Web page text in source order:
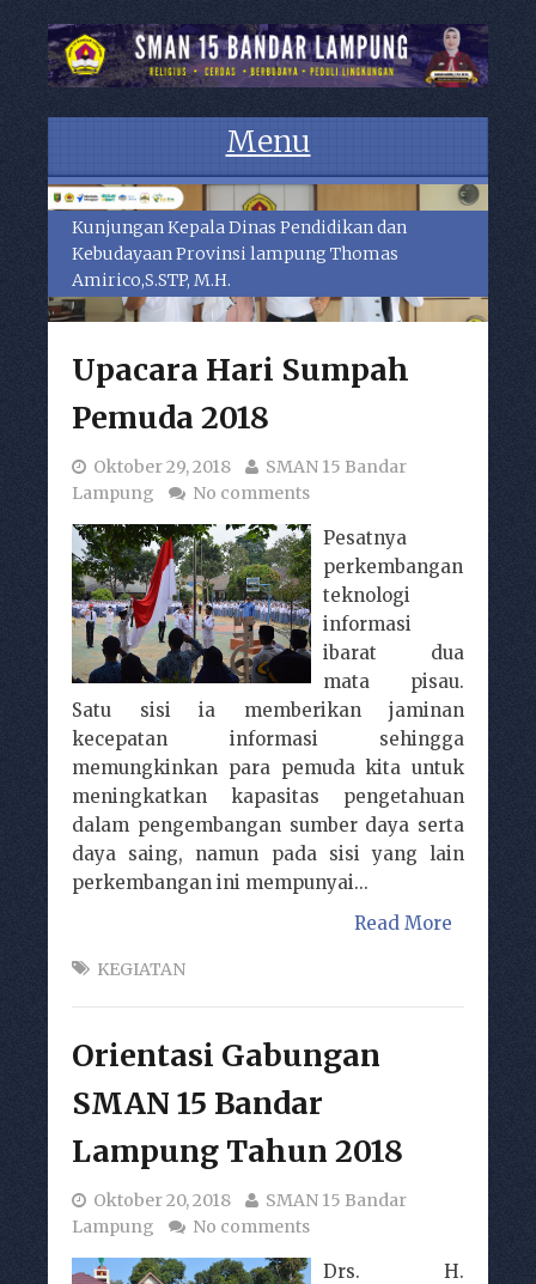
Menu
Skip to content
Kunjungan Kepala Dinas Pendidikan dan
Kebudayaan Provinsi lampung Thomas
Amirico,S.STP, M.H.
Upacara Hari Sumpah
Pemuda 2018
Oktober 29, 2018
SMAN 15 Bandar
Lampung
No comments
Pesatnya
perkembangan
teknologi
informasi
ibarat dua
mata pisau.
Satu sisi ia memberikan jaminan
kecepatan informasi sehingga
memungkinkan para pemuda kita untuk
meningkatkan kapasitas pengetahuan
dalam pengembangan sumber daya serta
daya saing, namun pada sisi yang lain
perkembangan ini mempunyai...
Read More
KEGIATAN
Orientasi Gabungan
SMAN 15 Bandar
Lampung Tahun 2018
Oktober 20, 2018
SMAN 15 Bandar
Lampung
No comments
Drs. H.